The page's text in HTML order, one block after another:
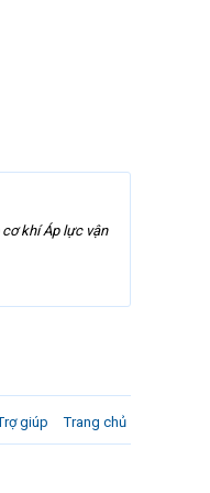
khí Áp lực vận
giúp Trang chủ